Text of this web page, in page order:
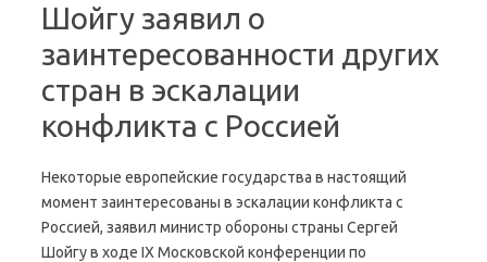
Шойгу заявил о
заинтересованности других
стран в эскалации
конфликта с Россией
Некоторые европейские государства в настоящий
момент заинтересованы в эскалации конфликта с
Россией, заявил министр обороны страны Сергей
Шойгу в ходе IX Московской конференции по